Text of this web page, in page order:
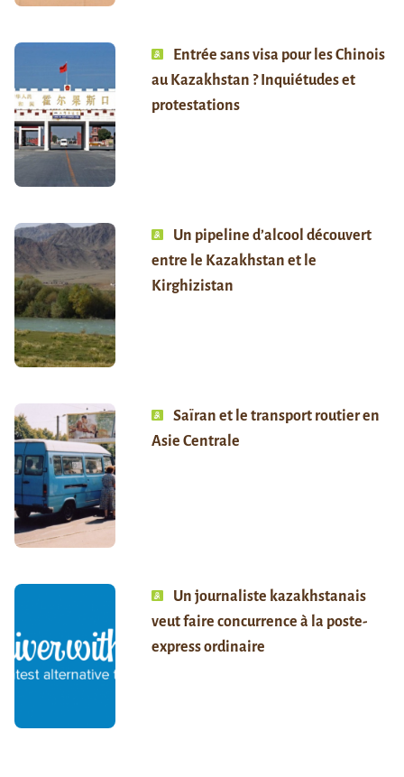
Entrée sans visa pour les Chinois
au Kazakhstan ? Inquiétudes et
protestations
Un pipeline d’alcool découvert
entre le Kazakhstan et le
Kirghizistan
Saïran et le transport routier en
Asie Centrale
Un journaliste kazakhstanais
veut faire concurrence à la poste-
express ordinaire